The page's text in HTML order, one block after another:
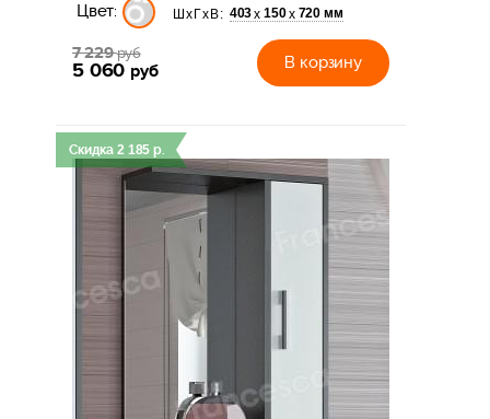
Цвет: ШхГхВ: 403х 150х 720 мм
7 229руб
5 060 руб В корзину
Скидка 2 185 р.